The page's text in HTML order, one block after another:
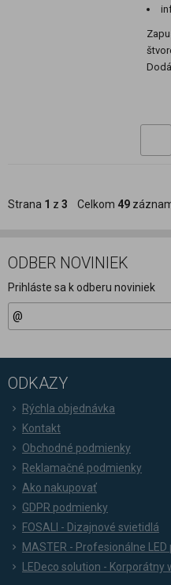
Strana 1 z 3 Celkom 49
ODBER NOVINIEK
Prihláste sa k odberu noviniek
ODKAZY
Rýchla objednávka
Kontakt
Obchodné podmienky
Reklamačné podmienky
Ako nakupovať
GDPR podmienky
FOSALI - Dizajnové svietidlá
MASTER - Profesionálne LED
LEDeco solution - Korporátny